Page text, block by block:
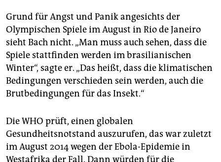
Grund für Angst und Panik angesichts der
Olympischen Spiele im August in Rio de Janeiro
sieht Bach nicht. „Man muss auch sehen, dass die
Spiele stattfinden werden im brasilianischen
Winter“, sagte er. „Das heißt, dass die klimatischen
Bedingungen verschieden sein werden, auch die
Brutbedingungen für das Insekt.“
Die WHO prüft, einen globalen
Gesundheitsnotstand auszurufen, das war zuletzt
im August 2014 wegen der Ebola-Epidemie in
Westafrika der Fall. Dann würden für die